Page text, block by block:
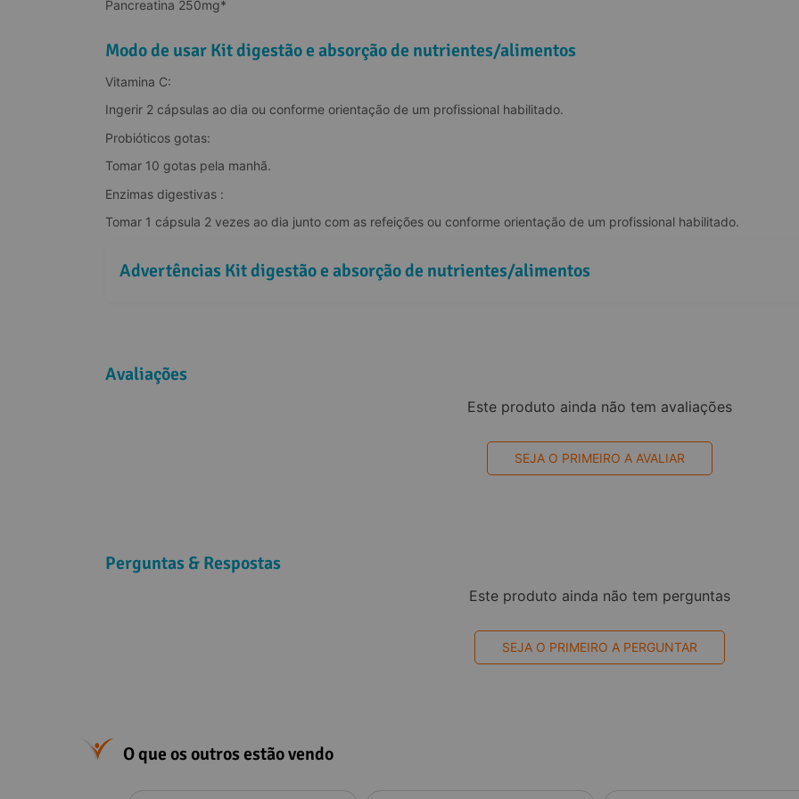
Pancreatina 250mg*
Modo de usar Kit digestão e absorção de nutrientes/alimentos
Vitamina C:
Ingerir 2 cápsulas ao dia ou conforme orientação de um profissional habilitado.
Probióticos gotas:
Tomar 10 gotas pela manhã.
Enzimas digestivas :
Tomar 1 cápsula 2 vezes ao dia junto com as refeições ou conforme orientação de um profissional habilitado.
Advertências Kit digestão e absorção de nutrientes/alimentos
Avaliações
Este produto ainda não tem avaliações
SEJA O PRIMEIRO A AVALIAR
Perguntas & Respostas
Este produto ainda não tem perguntas
SEJA O PRIMEIRO A PERGUNTAR
O que os outros estão vendo